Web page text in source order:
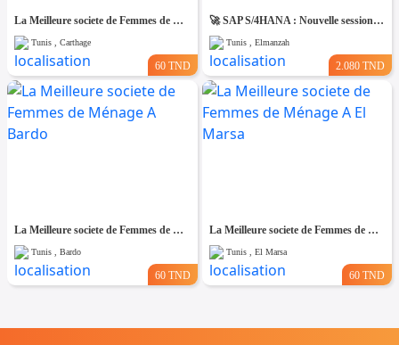
La Meilleure societe de Femmes de Ménage A Carthage
Tunis , Carthage
60 TND
🚀 SAP S/4HANA : Nouvelle session – Dernières places disponibles !
Tunis , Elmanzah
2.080 TND
La Meilleure societe de Femmes de Ménage A Bardo
Tunis , Bardo
60 TND
La Meilleure societe de Femmes de Ménage A El Marsa
Tunis , El Marsa
60 TND